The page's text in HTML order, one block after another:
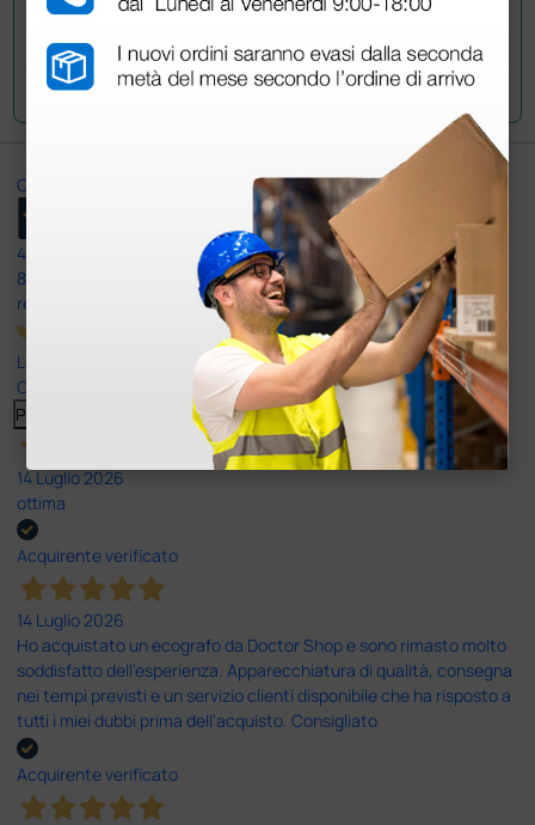
Invia la tua domanda
Ottimo
4,6
8.330
recensioni
Le nostre recensioni a 4 e 5 stelle.
Clicca qui per leggerle tutte >
Precedente
Successivo
14 Luglio 2026
ottima
Acquirente verificato
14 Luglio 2026
Ho acquistato un ecografo da Doctor Shop e sono rimasto molto
soddisfatto dell'esperienza. Apparecchiatura di qualità, consegna
nei tempi previsti e un servizio clienti disponibile che ha risposto a
tutti i miei dubbi prima dell'acquisto. Consigliato
Acquirente verificato